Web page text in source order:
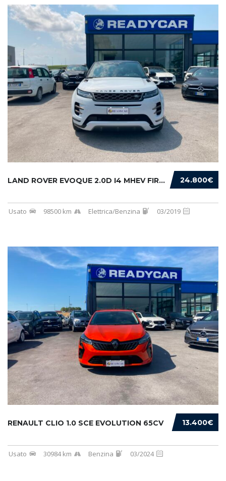
24.800€
LAND ROVER EVOQUE 2.0D I4 MHEV FIRST EDITION...
Usato 98500 km Elettrica/Benzina 03/2019
13.400€
RENAULT CLIO 1.0 SCE EVOLUTION 65CV
Usato 30984 km Benzina 03/2024